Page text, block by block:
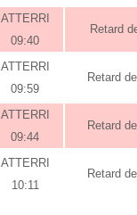
ATTERRI
09:40
Retard
ATTERRI
09:59
Retard
ATTERRI
09:44
Retard
ATTERRI
10:11
Retard